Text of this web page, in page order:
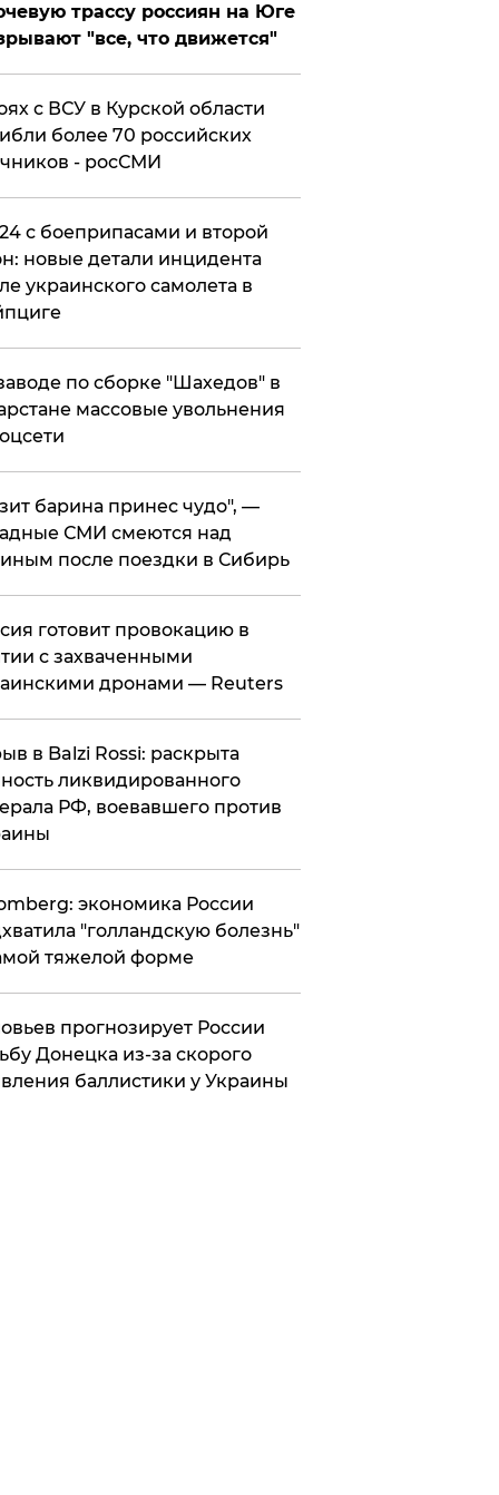
трассу россиян на Юге
"все, что движется"
с ВСУ в Курской области
более 70 российских
- росСМИ
с боеприпасами и второй
новые детали инцидента
украинского самолета в
по сборке "Шахедов" в
массовые увольнения
барина принес чудо", —
СМИ смеются над
после поездки в Сибирь
готовит провокацию в
с захваченными
дронами — Reuters
в Balzi Rossi: раскрыта
ликвидированного
РФ, воевавшего против
экономика России
"голландскую болезнь"
тяжелой форме
прогнозирует России
Донецка из-за скорого
баллистики у Украины